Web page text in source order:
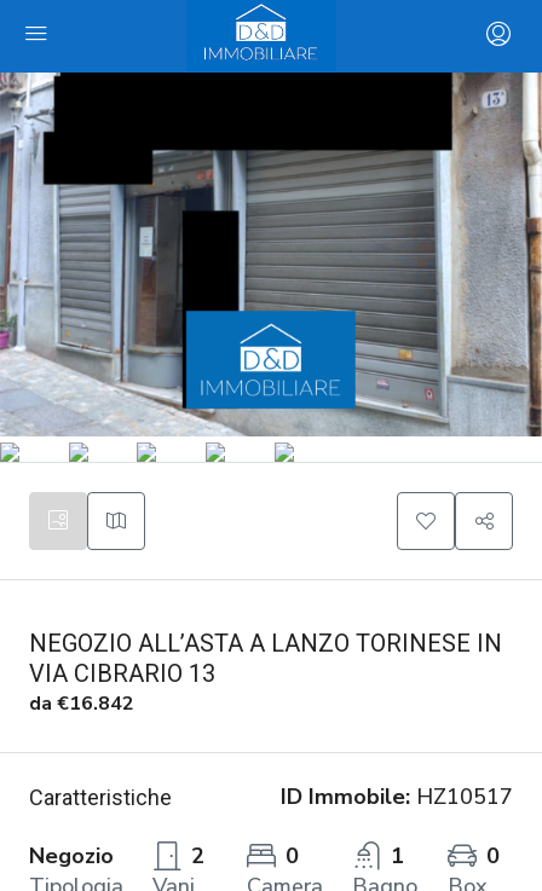
NEGOZIO ALL’ASTA A LANZO TORINESE IN
VIA CIBRARIO 13
da €16.842
Caratteristiche ID Immobile: HZ10517
Negozio
2
0
1
0